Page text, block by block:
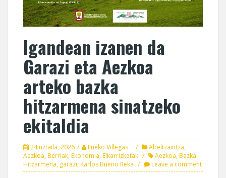
Igandean izanen da
Garazi eta Aezkoa
arteko bazka
hitzarmena sinatzeko
ekitaldia
24 uztaila, 2026 Eneko Villegas Abeltzaintza,
Aezkoa,Berriak,Ekonomia,Elkarrizketak Aezkoa,Bazka
Hitzarmena, garazi,Karlos Bueno Reka Leave a comment